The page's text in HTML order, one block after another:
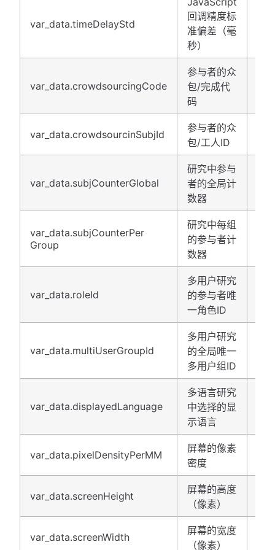
var_data.timeDelayStd
回调精度标
准偏差（毫
秒）
var_data.crowdsourcingCode
参与者的众
包/完成代
码
var_data.crowdsourcinSubjId
参与者的众
包/工人ID
var_data.subjCounterGlobal
研究中参与
者的全局计
数器
var_data.subjCounterPer
Group
研究中每组
的参与者计
数器
var_data.roleId
多用户研究
的参与者唯
一角色ID
var_data.multiUserGroupId
多用户研究
的全局唯一
多用户组ID
var_data.displayedLanguage
多语言研究
中选择的显
示语言
var_data.pixelDensityPerMM
屏幕的像素
密度
var_data.screenHeight
屏幕的高度
（像素）
var_data.screenWidth
屏幕的宽度
（像素）